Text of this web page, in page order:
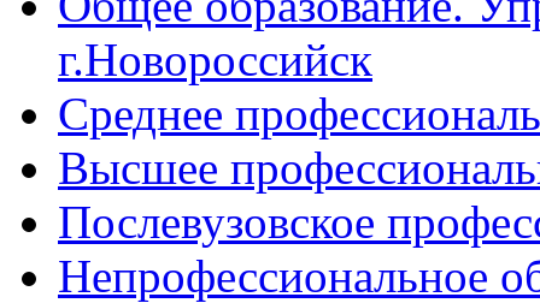
г.Новороссийск
Среднее
Высшее
Послевузовское
Непрофессиональное